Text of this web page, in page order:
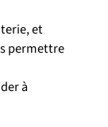
et
permettre
à